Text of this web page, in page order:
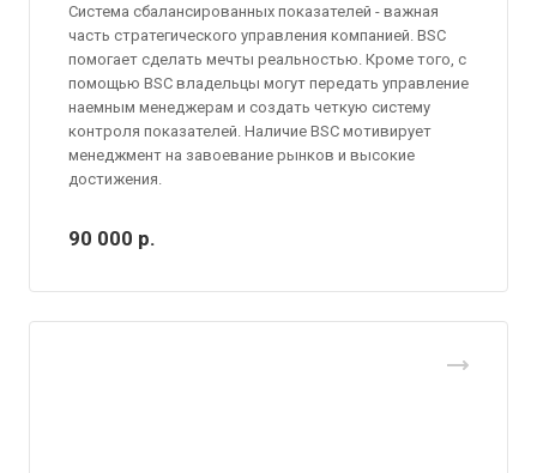
Система сбалансированных показателей - важная
часть стратегического управления компанией. BSC
помогает сделать мечты реальностью. Кроме того, с
помощью BSC владельцы могут передать управление
наемным менеджерам и создать четкую систему
контроля показателей. Наличие BSC мотивирует
менеджмент на завоевание рынков и высокие
достижения.
90 000 р.